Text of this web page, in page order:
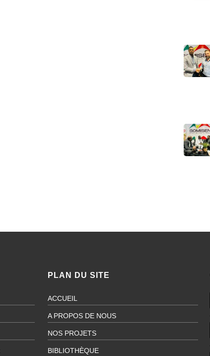
PLAN DU SITE
ACCUEIL
A PROPOS DE NOUS
NOS PROJETS
BIBLIOTHÈQUE